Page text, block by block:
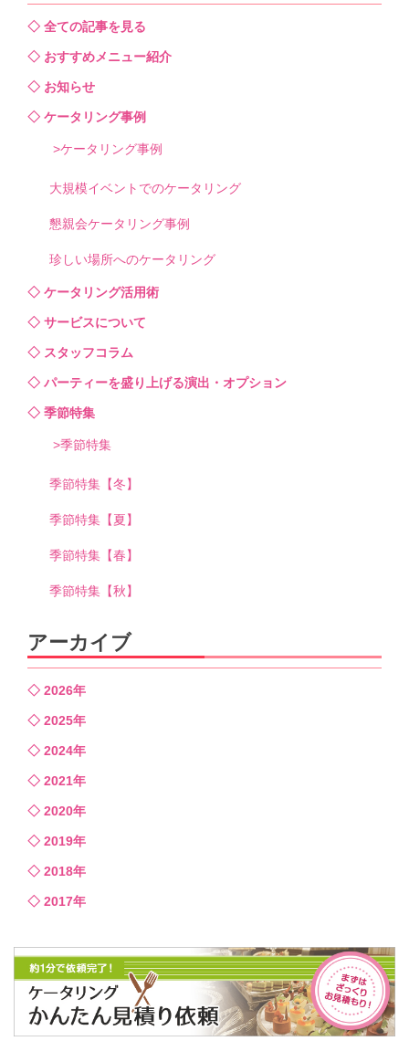
全ての記事を見る
おすすめメニュー紹介
お知らせ
ケータリング事例
ケータリング事例
大規模イベントでのケータリング
懇親会ケータリング事例
珍しい場所へのケータリング
ケータリング活用術
サービスについて
スタッフコラム
パーティーを盛り上げる演出・オプション
季節特集
季節特集
季節特集【冬】
季節特集【夏】
季節特集【春】
季節特集【秋】
アーカイブ
2026年
2025年
2024年
2021年
2020年
2019年
2018年
2017年